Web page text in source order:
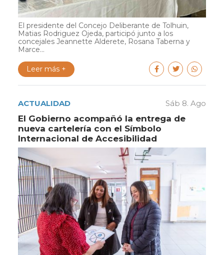
El presidente del Concejo Deliberante de Tolhuin,
Matias Rodriguez Ojeda, participó junto a los
concejales Jeannette Alderete, Rosana Taberna y
Marce...
Leer más +
ACTUALIDAD Sáb 8. Ago
El Gobierno acompañó la entrega de
nueva cartelería con el Símbolo
Internacional de Accesibilidad